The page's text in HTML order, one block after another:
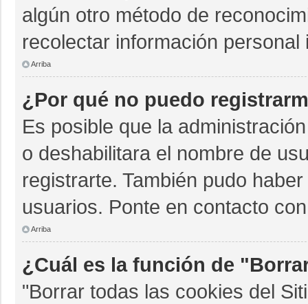
algún otro método de
recolectar información
Arriba
¿Por qué no puedo
Es posible que la
o deshabilitara el nombre de
registrarte. También pudo
usuarios. Ponte en contacto
Arriba
¿Cuál es la función de
"Borrar todas las cookies del